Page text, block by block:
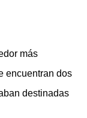
más
encuentran dos
destinadas